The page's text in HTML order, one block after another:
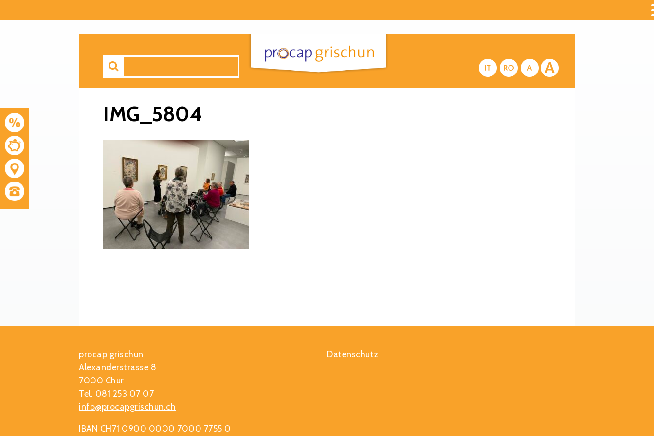
IMG_5804
procap grischun
Alexanderstrasse 8
7000 Chur
Tel. 081 253 07 07
info@procapgrischun.ch
IBAN CH71 0900 0000 7000 7755 0
Datenschutz